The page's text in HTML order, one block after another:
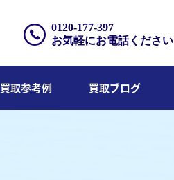
0120-177-397
お気軽にお電話ください
買取参考例 買取ブログ